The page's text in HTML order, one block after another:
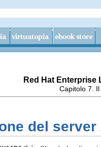
Red Hat Enterprise
Capitolo 7.
del server